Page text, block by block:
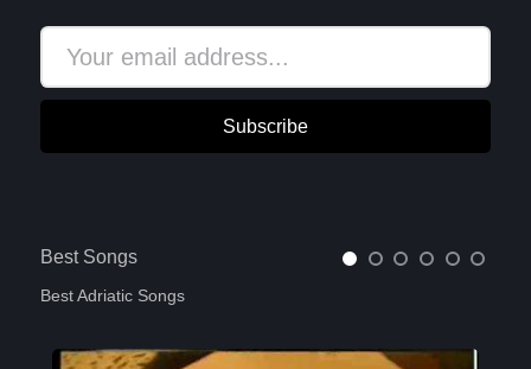
Subscribe
Best Songs
Best Adriatic Songs